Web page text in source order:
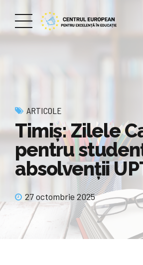
ARTICOLE
Timiș: Zilele
pentru
absolvenții
27 octombrie 2025